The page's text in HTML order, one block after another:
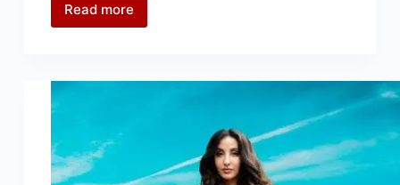
Read more
Actor
Biography
आयुष्मान